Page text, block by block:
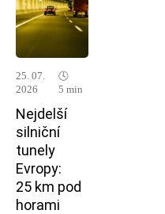
25. 07.
2026
🕓
5 min
Nejdelší
silniční
tunely
Evropy:
25 km pod
horami